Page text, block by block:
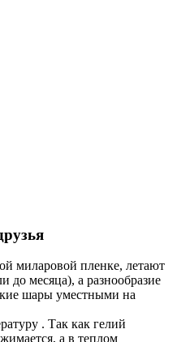
миларовой пленке, летают
до месяца), а разнообразие
шары уместными на
. Так как гелий
а в теплом